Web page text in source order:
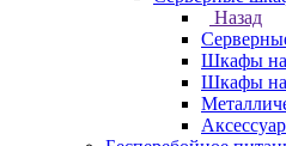
Назад
Шкафы
Шкафы